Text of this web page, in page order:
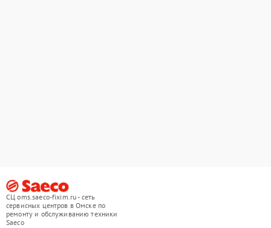
СЦ oms.saeco-fixim.ru - сеть
сервисных центров в Омске по
ремонту и обслуживанию техники
Saeco